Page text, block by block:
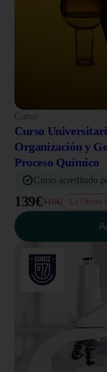
Curso
Curso
Organización y
Proceso Químico
Curso acreditado
139€310€ La Oferta